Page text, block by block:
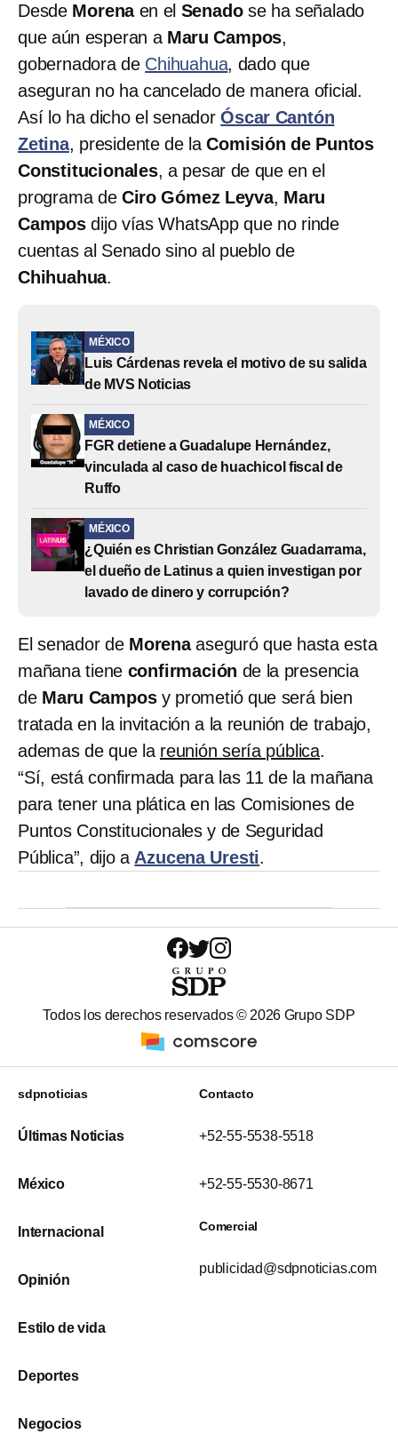
Desde Morenaen el Senadose ha señalado
que aún esperan a Maru Campos,
gobernadora de Chihuahua, dado que
aseguran no ha cancelado de manera oficial.
Así lo ha dicho el senadorÓscar Cantón
Zetina, presidente de laComisión de Puntos
Constitucionales, a pesar de que en el
programa de Ciro Gómez Leyva, Maru
Camposdijo vías WhatsApp que no rinde
cuentas al Senado sino al pueblo de
Chihuahua.
MÉXICO
Luis Cárdenas revela el motivo de su salida
de MVS Noticias
MÉXICO
FGR detiene a Guadalupe Hernández,
vinculada al caso de huachicol fiscal de
Ruffo
MÉXICO
¿Quién es Christian González Guadarrama,
el dueño de Latinus a quien investigan por
lavado de dinero y corrupción?
El senador de Morenaaseguró que hasta esta
mañana tiene confirmación de la presencia
de Maru Camposy prometió que será bien
tratada en la invitación a la reunión de trabajo,
ademas de que la reunión sería pública.
“Sí, está confirmada para las 11 de la mañana
para tener una plática en las Comisiones de
Puntos Constitucionales y de Seguridad
Pública”, dijo aAzucena Uresti.
Todos los derechos reservados © 2026 Grupo SDP
sdpnoticias
Últimas Noticias
México
Internacional
Opinión
Estilo de vida
Deportes
Negocios
Contacto
+52-55-5538-5518
+52-55-5530-8671
Comercial
publicidad@sdpnoticias.com